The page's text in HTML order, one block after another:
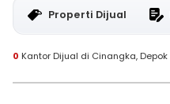
Properti Dijual
0 Kantor Dijual di Cinangka, Depok